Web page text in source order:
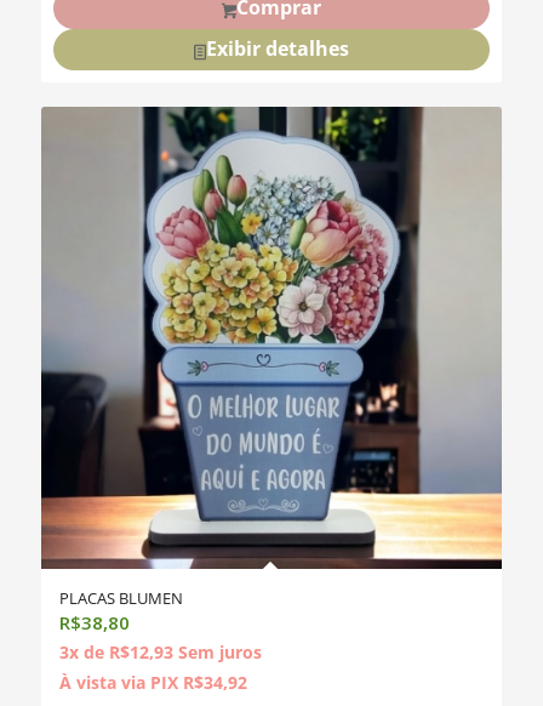
Comprar
Exibir detalhes
PLACAS BLUMEN
R$38,80
3x de R$12,93 Sem juros
À vista via PIX R$34,92